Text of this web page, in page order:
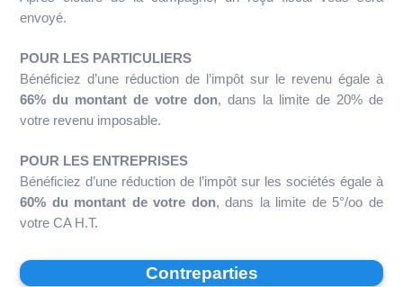
envoyé.
POUR LES PARTICULIERS
Bénéficiez d’une réduction de l’impôt sur le revenu égale à
66% du montant de votre don, dans la limite de 20% de
votre revenu imposable.
POUR LES ENTREPRISES
Bénéficiez d’une réduction de l’impôt sur les sociétés égale à
60% du montant de votre don, dans la limite de 5°/oo de
votre CA H.T.
Contreparties